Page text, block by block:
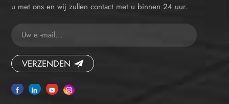
u met ons en wij zullen contact met u binnen 24 uur.
VERZENDEN